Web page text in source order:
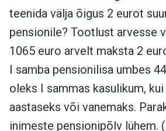
teenida välja õigus 2 eurot
pensionile? Tootlust arvesse
1065 euro arvelt maksta 2
I samba pensionilisa umbes
oleks I sammas kasulikum,
aastaseks või vanemaks.
inimeste pensionipõlv lühem.